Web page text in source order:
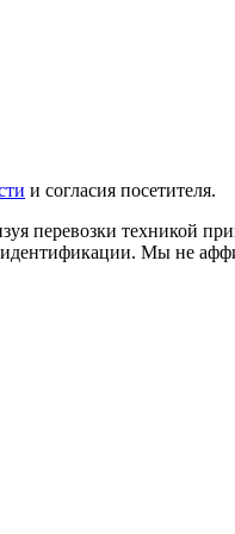
и согласия посетителя.
перевозки техникой
Мы не